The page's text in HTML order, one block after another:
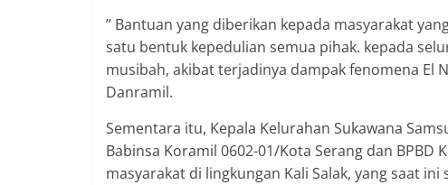
” Bantuan yang diberikan kepada masyarakat
satu bentuk kepedulian semua pihak. kepada
musibah, akibat terjadinya dampak fenomena El
Danramil.
Sementara itu, Kepala Kelurahan Sukawana
Babinsa Koramil 0602-01/Kota Serang dan
masyarakat di lingkungan Kali Salak, yang saat